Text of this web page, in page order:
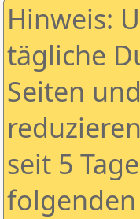
Hinweis:
tägliche
Seiten
seit 5